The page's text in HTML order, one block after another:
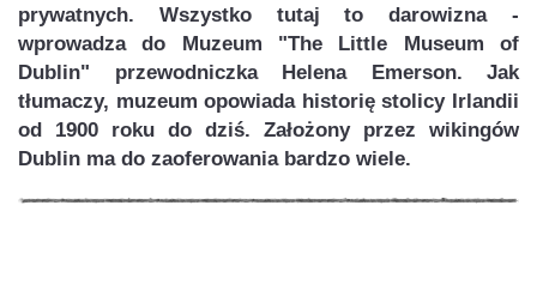
prywatnych. Wszystko tutaj to darowizna -
wprowadza do Muzeum "The Little Museum of
Dublin" przewodniczka Helena Emerson. Jak
tłumaczy, muzeum opowiada historię stolicy Irlandii
od 1900 roku do dziś. Założony przez wikingów
Dublin ma do zaoferowania bardzo wiele.